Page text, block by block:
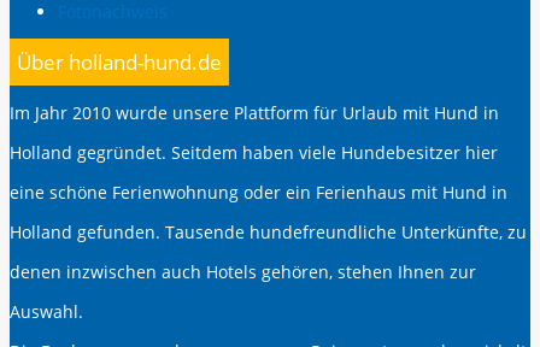
Fotonachweis
Über holland-hund.de
Im Jahr 2010 wurde unsere Plattform für Urlaub mit Hund in
Holland gegründet. Seitdem haben viele Hundebesitzer hier
eine schöne Ferienwohnung oder ein Ferienhaus mit Hund in
Holland gefunden. Tausende hundefreundliche Unterkünfte, zu
denen inzwischen auch Hotels gehören, stehen Ihnen zur
Auswahl.